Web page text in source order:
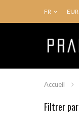
FR EUR
Accueil
Filtrer par